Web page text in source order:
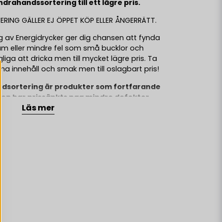
till ett lägre pris.
GÄLLER EJ ÖPPET KÖP ELLER ÅNGERRÄTT.
av Energidrycker ger dig chansen att fynda
eller mindre fel som små bucklor och
att dricka men till mycket lägre pris. Ta
innehåll och smak men till oslagbart pris!
är produkter som fortfarande
har prissänkts pga mindre defekter
kort datum.
glukos, syra (citronsyra), kolsyra, taurin
medel (natriumkarbonater,
(0,03%), vitaminer (niacin,
färgämnen (sockerkulör,
Läs mer